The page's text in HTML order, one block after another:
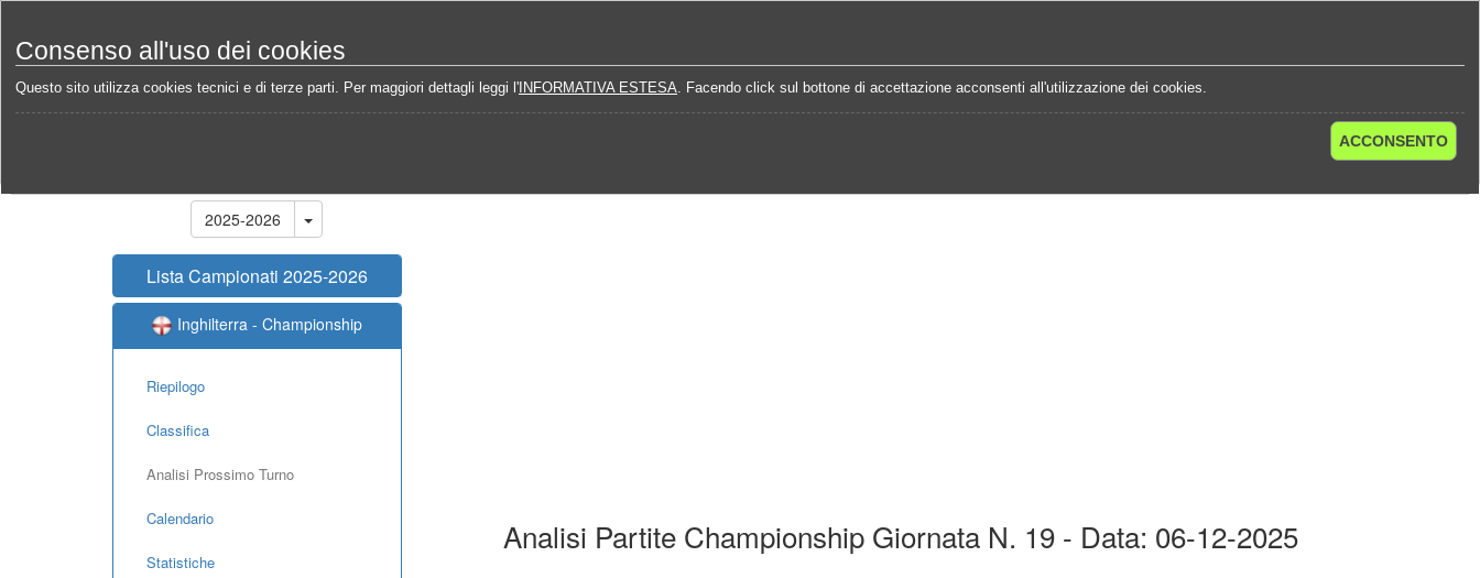
Consenso all'uso dei cookies
Questo sito utilizza cookies tecnici e di terze parti. Per maggiori dettagli leggi l' INFORMATIVA ESTESA. Facendo click sul bottone di accettazione acconsenti all'utilizzazione dei cookies.
ACCONSENTO
Home Campionati Inghilterra - Championship 2025-2026 Analisi Prossimo Turno
2025-2026
Lista Campionati 2025-2026
Inghilterra - Championship
Riepilogo
Classifica
Analisi Prossimo Turno
Calendario
Statistiche
Analisi Partite Championship Giornata N. 19 - Data: 06-12-2025